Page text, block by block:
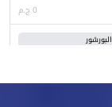
0 ج.م
البورشور